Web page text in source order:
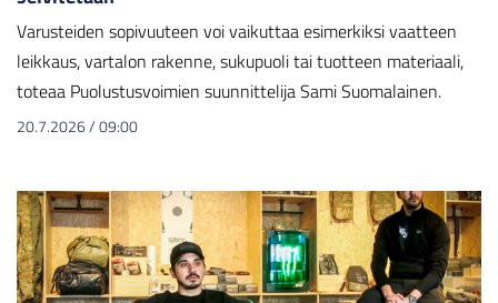
Varusteiden sopivuuteen voi vaikuttaa esimerkiksi vaatteen
leikkaus, vartalon rakenne, sukupuoli tai tuotteen materiaali,
toteaa Puolustusvoimien suunnittelija Sami Suomalainen.
20.7.2026/09:00